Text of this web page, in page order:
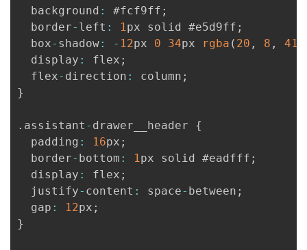
  background
: #fcf9ff ;
  border
- left : 1px solid #e5d9ff ;
  box
- shadow: - 12px 0 34px rgba ( 20 , 8 , 41
  display
: flex ;
  flex
- direction : column ;
}
. assistant - drawer__header {
  padding
: 16px ;
  border
- bottom : 1px solid #eadfff ;
  display
: flex ;
  justify
- content : space- between ;
  gap
: 12px ;
}